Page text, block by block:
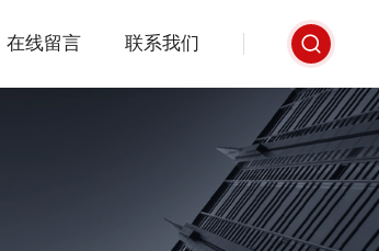
在线留言 联系我们